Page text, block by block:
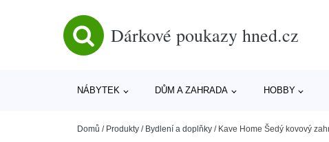
Dárkové poukazy hned.cz
NÁBYTEK DŮM A ZAHRADA HOBBY
Domů / Produkty / Bydlení a doplňky / Kave Home Šedý kovový